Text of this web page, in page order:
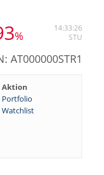
%
14:33:26
STU
AT000000STR1
Aktion
Portfolio
Watchlist